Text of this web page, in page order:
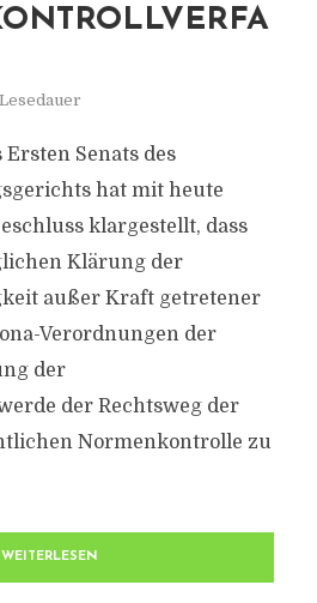
Senats des
hat mit heute
klargestellt, dass
Klärung der
außer Kraft getretener
Verordnungen der
der
der Rechtsweg der
Normenkontrolle zu
WEITERLESEN